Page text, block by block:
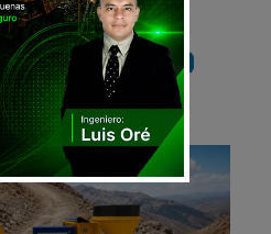
Maquinaria
Hidrocarburos
Infraestructura
Noticia
Desarrollo
Innovación
Mantenimiento